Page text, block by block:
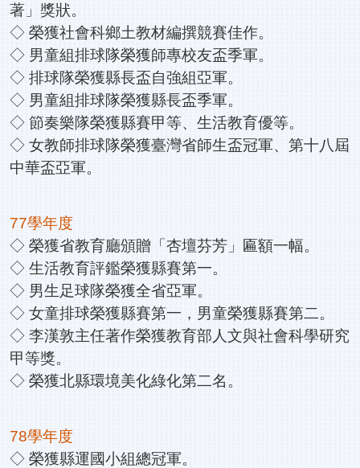
著」獎狀。
◇ 榮獲社會科鄉土教材編撰競賽佳作。
◇ 男童組排球隊榮獲師專校友盃季軍。
◇ 排球隊榮獲縣長盃自強組亞軍。
◇ 男童組排球隊榮獲縣長盃季軍。
◇ 節奏樂隊榮獲縣賽甲等、生活教育優等。
◇ 女教師排球隊榮獲臺灣省師生盃冠軍、第十八屆
中華盃亞軍。
77學年度
◇ 榮獲省教育廳頒贈「杏壇芬芳」匾額一幅。
◇ 生活教育評鑑榮獲縣賽第一。
◇ 男生足球隊榮獲全省亞軍。
◇ 女童排球榮獲縣賽第一，男童榮獲縣賽第二。
◇ 李漢敦主任著作榮獲教育部人文與社會科學研究
甲等獎。
◇ 榮獲北縣環境美化綠化第二名。
78學年度
◇ 榮獲縣運國小組總冠軍。